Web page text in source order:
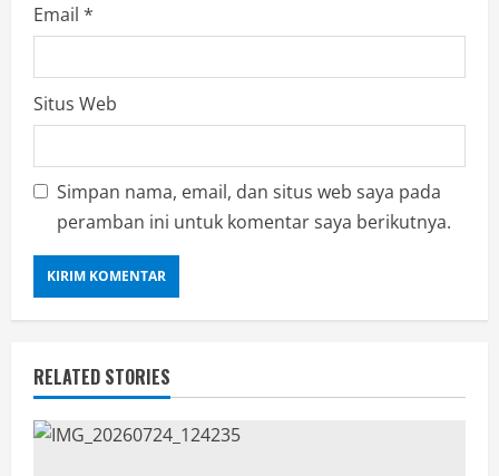
Email *
Situs Web
Simpan nama, email, dan situs web saya pada
peramban ini untuk komentar saya berikutnya.
RELATED STORIES